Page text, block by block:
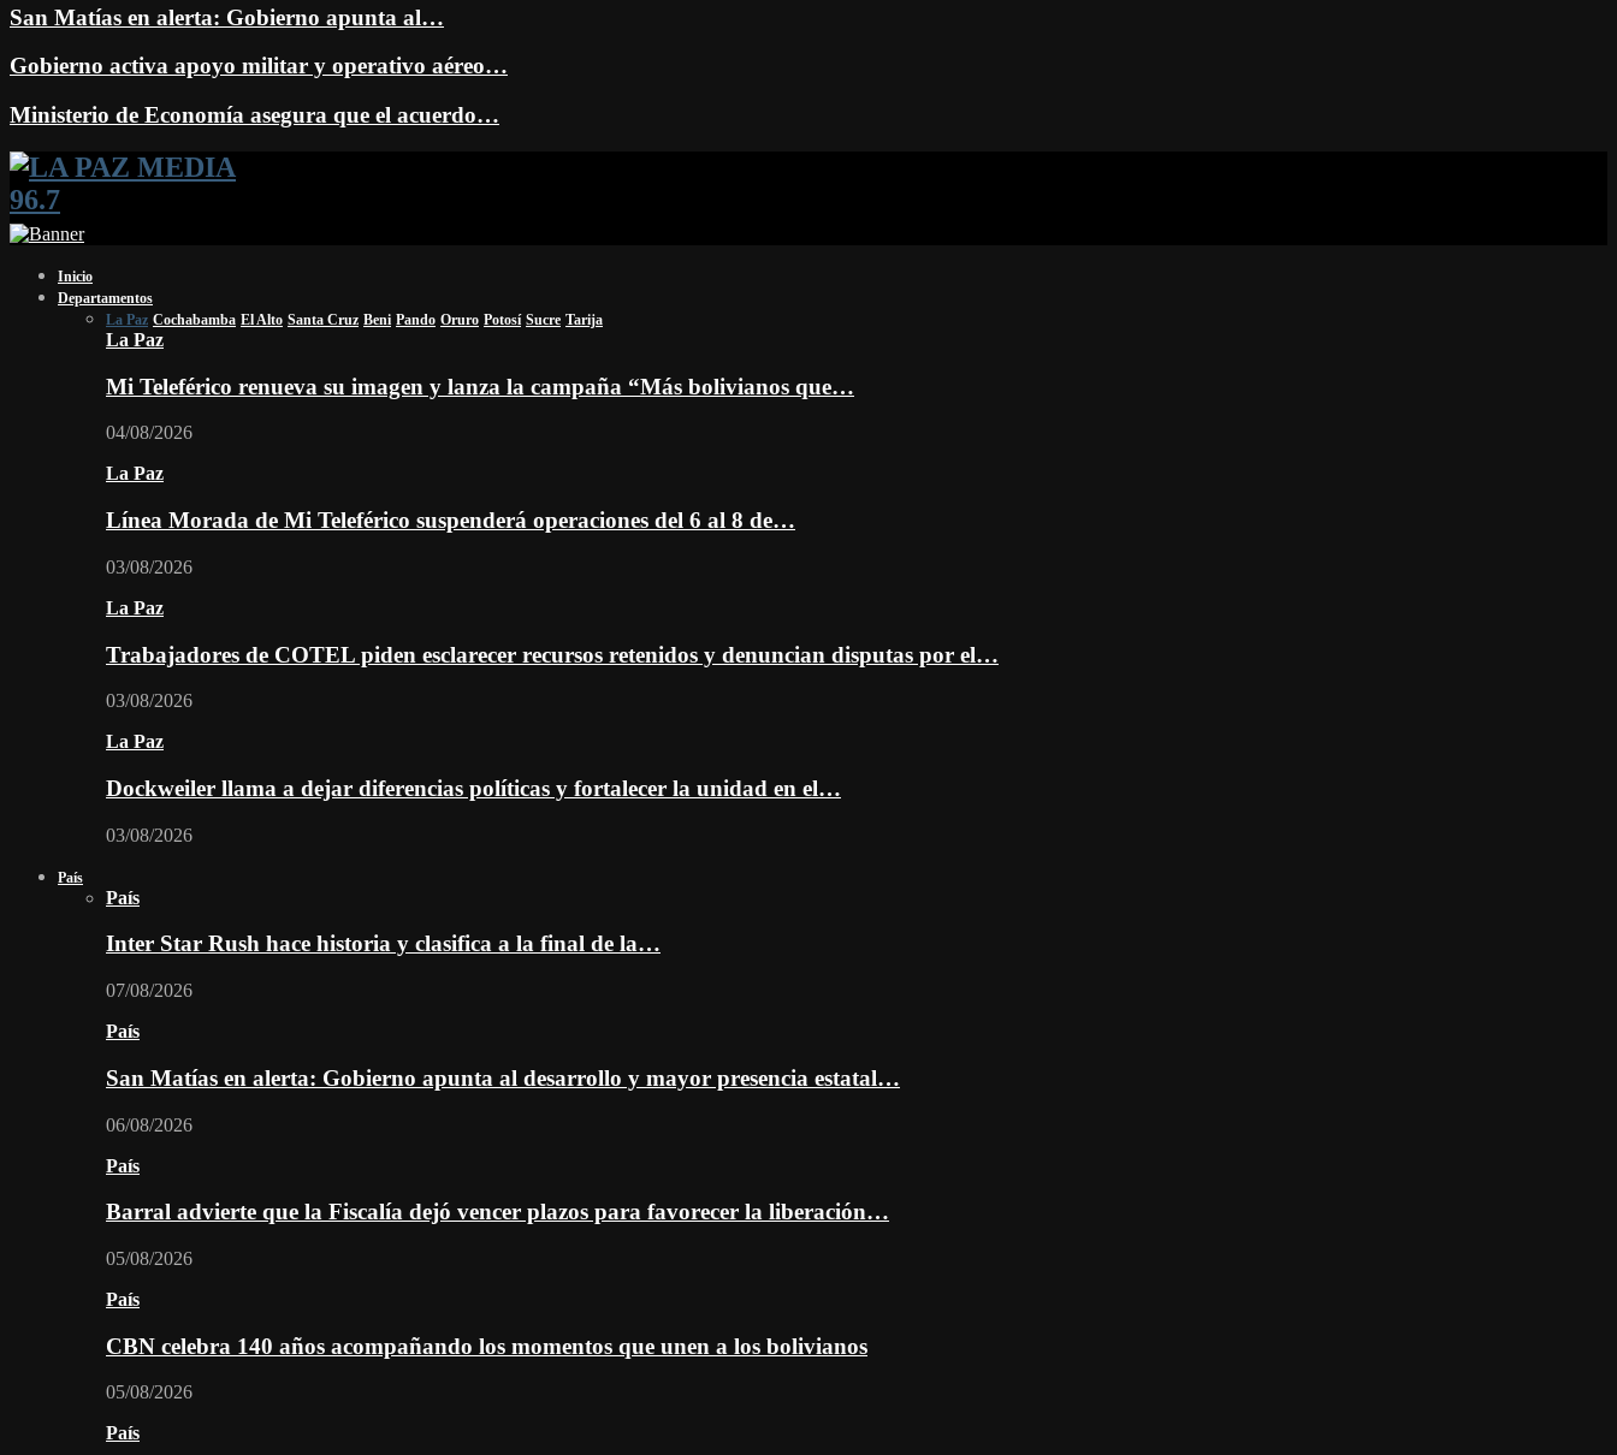
San Matías en alerta: Gobierno apunta al…
Gobierno activa apoyo militar y operativo aéreo…
Ministerio de Economía asegura que el acuerdo…
Facebook
Twitter
Instagram
Youtube
Email
Twitch
Whatsapp
Inicio
Departamentos
La Paz Cochabamba El Alto Santa Cruz Beni Pando Oruro Potosí Sucre Tarija
La Paz
Mi Teleférico renueva su imagen y lanza la campaña “Más bolivianos que…
04/08/2026
La Paz
Línea Morada de Mi Teleférico suspenderá operaciones del 6 al 8 de…
03/08/2026
La Paz
Trabajadores de COTEL piden esclarecer recursos retenidos y denuncian disputas por el…
03/08/2026
La Paz
Dockweiler llama a dejar diferencias políticas y fortalecer la unidad en el…
03/08/2026
País
País
Inter Star Rush hace historia y clasifica a la final de la…
07/08/2026
País
San Matías en alerta: Gobierno apunta al desarrollo y mayor presencia estatal…
06/08/2026
País
Barral advierte que la Fiscalía dejó vencer plazos para favorecer la liberación…
05/08/2026
País
CBN celebra 140 años acompañando los momentos que unen a los bolivianos
05/08/2026
País